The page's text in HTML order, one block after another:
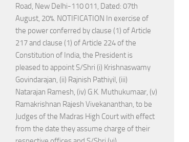
Road, New Delhi-110 011, Dated: 07th
August, 20%. NOTIFICATION In exercise of
the power conferred by clause (1) of Article
217 and clause (1) of Article 224 of the
Constitution of India, the President is
pleased to appoint S/Shri (i) Krishnaswamy
Govindarajan, (ii) Rajnish Pathiyil, (iii)
Natarajan Ramesh, (iv) G.K. Muthukumaar, (v)
Ramakrishnan Rajesh Vivekananthan, to be
Judges of the Madras High Court with effect
from the date they assume charge of their